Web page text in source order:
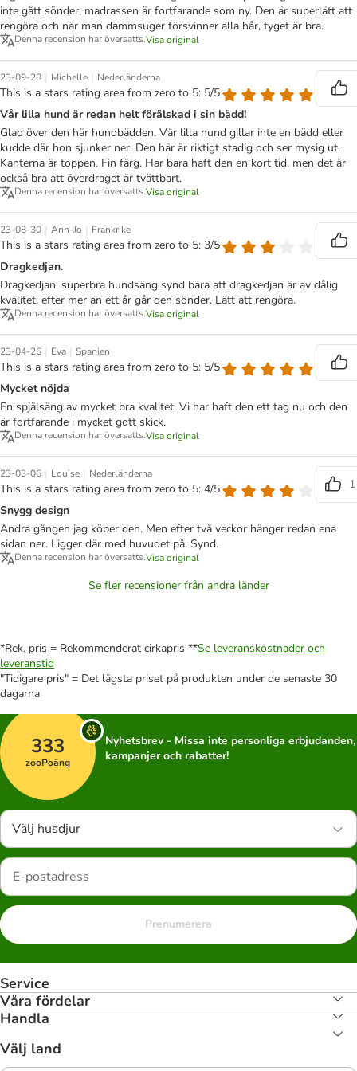
inte gått sönder, madrassen är fortfarande som ny. Den är superlätt att
rengöra och när man dammsuger försvinner alla hår, tyget är bra.
Denna recension har översatts.Visa original
23-09-28 | Michelle | Nederländerna
This is a stars rating area from zero to 5: 5/5
Vår lilla hund är redan helt förälskad i sin bädd!
Glad över den här hundbädden. Vår lilla hund gillar inte en bädd eller
kudde där hon sjunker ner. Den här är riktigt stadig och ser mysig ut.
Kanterna är toppen. Fin färg. Har bara haft den en kort tid, men det är
också bra att överdraget är tvättbart.
Denna recension har översatts.Visa original
23-08-30 | Ann-Jo | Frankrike
This is a stars rating area from zero to 5: 3/5
Dragkedjan.
Dragkedjan, superbra hundsäng synd bara att dragkedjan är av dålig
kvalitet, efter mer än ett år går den sönder. Lätt att rengöra.
Denna recension har översatts.Visa original
23-04-26 | Eva | Spanien
This is a stars rating area from zero to 5: 5/5
Mycket nöjda
En spjälsäng av mycket bra kvalitet. Vi har haft den ett tag nu och den
är fortfarande i mycket gott skick.
Denna recension har översatts.Visa original
23-03-06 | Louise | Nederländerna
This is a stars rating area from zero to 5: 4/5
1
Snygg design
Andra gången jag köper den. Men efter två veckor hänger redan ena
sidan ner. Ligger där med huvudet på. Synd.
Denna recension har översatts.Visa original
Se fler recensioner från andra länder
*Rek. pris = Rekommenderat cirkapris **Se leveranskostnader och
leveranstid
"Tidigare pris" = Det lägsta priset på produkten under de senaste 30
dagarna
333
zooPoäng
Nyhetsbrev - Missa inte personliga erbjudanden,
kampanjer och rabatter!
Välj husdjur
Prenumerera
Service
Våra fördelar
Handla
Välj land